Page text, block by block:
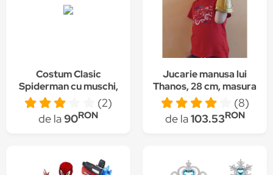
Costum Clasic
Spiderman cu muschi,
5-7 ani, 110-120 cm
(2)
de la90RON
Jucarie manusa lui
Thanos, 28 cm, masura
S, pentru copii - cu
lumini si baterie
inclusa
(8)
de la103.53RON